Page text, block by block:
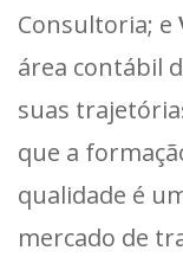
Consultoria; e
área contábil
suas
que a
qualidade é
mercado de